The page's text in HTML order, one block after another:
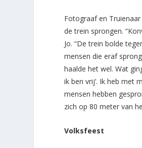
Fotograaf en
de trein sprongen.
Jo. “De trein bolde
mensen die eraf
haalde het wel. Wat
ik ben vrij’. Ik heb met
mensen hebben
zich op 80 meter van
Volksfeest